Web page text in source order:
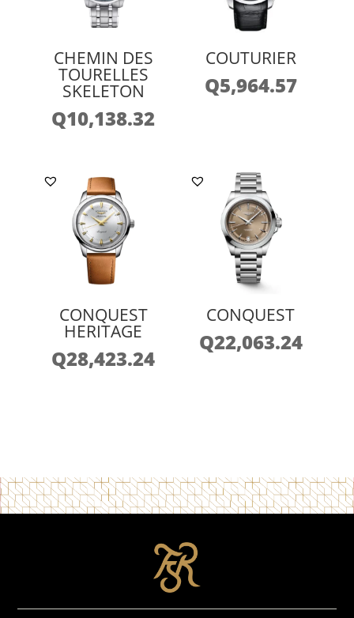
CHEMIN DES
TOURELLES
SKELETON
Q10,138.32
COUTURIER
Q5,964.57
CONQUEST
HERITAGE
Q28,423.24
CONQUEST
Q22,063.24